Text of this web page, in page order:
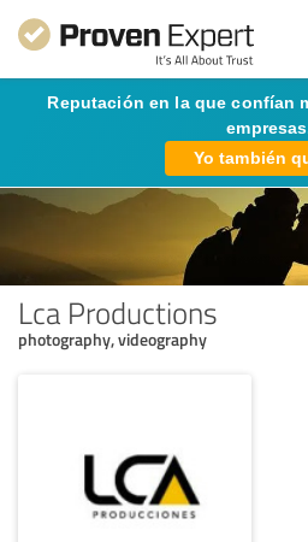
Reputación en la que confían
Yo también
Lca Productions
photography, videography